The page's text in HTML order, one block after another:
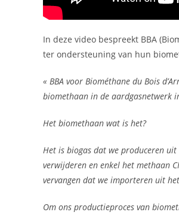
In deze video bespreekt BBA
ter ondersteuning van hun
« BBA voor Biométhane du Bois
biomethaan in de aardgasnetwerk
Het biomethaan wat is het?
Het is biogas dat we produceren
verwijderen en enkel het methaan
vervangen dat we importeren uit
Om ons productieproces van